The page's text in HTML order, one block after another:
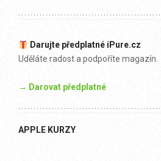
Darujte předplatné iPure.cz
Uděláte radost a podpoříte magazín.
→ Darovat předplatné
APPLE KURZY